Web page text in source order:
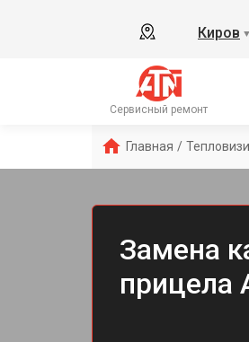
Киров ▼
Сервисный ремонт
Главная /
Замена
прицела